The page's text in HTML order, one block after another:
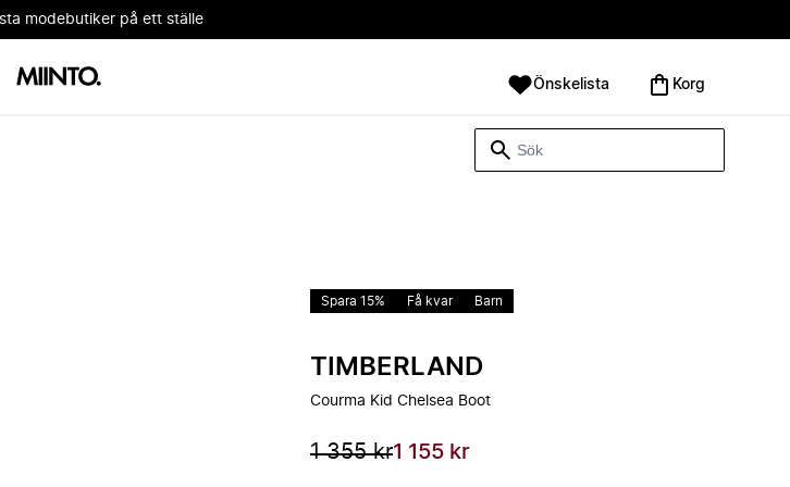
modebutiker på ett ställe
Önskelista Korg
Spara 15% Få kvar Barn
TIMBERLAND
Courma Kid Chelsea Boot
1 355 kr1 155 kr